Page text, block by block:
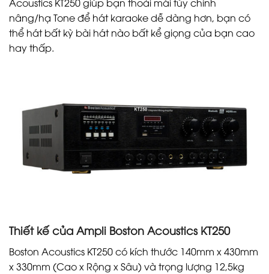
nâng/hạ Tone để hát karaoke dễ dàng hơn, bạn có
thể hát bất kỳ bài hát nào bất kể giọng của bạn cao
hay thấp.
Thiết kế của Ampli Boston Acoustics KT250
Boston Acoustics KT250 có kích thước 140mm x 430mm
x 330mm (Cao x Rộng x Sâu) và trọng lượng 12,5kg